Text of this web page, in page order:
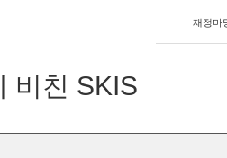
재정마
비친 SKIS